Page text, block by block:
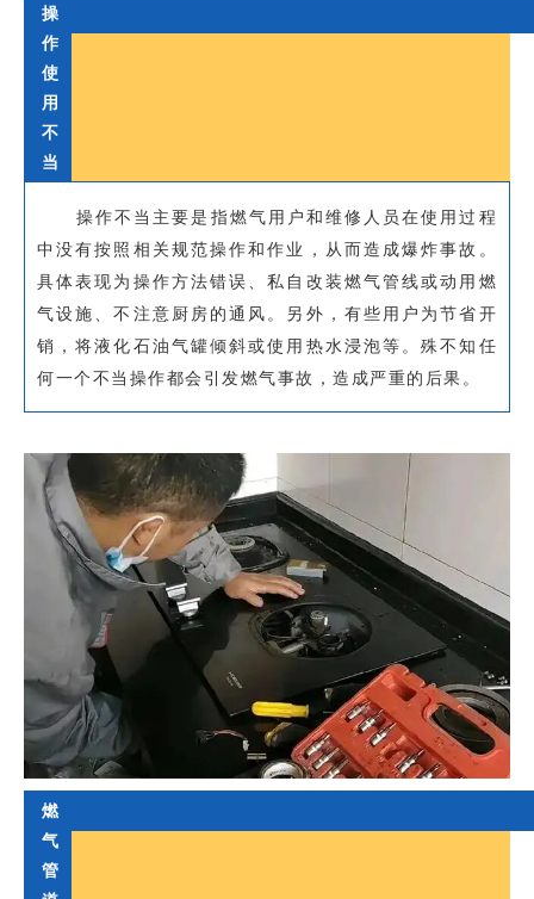
操
作
使
用
不
当
操作不当主要是指燃气用户和维修人员在使用过程
中没有按照相关规范操作和作业，从而造成爆炸事故。
具体表现为操作方法错误、私自改装燃气管线或动用燃
气设施、不注意厨房的通风。另外，有些用户为节省开
销，将液化石油气罐倾斜或使用热水浸泡等。殊不知任
何一个不当操作都会引发燃气事故，造成严重的后果。
燃
气
管